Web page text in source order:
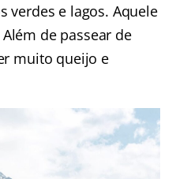
verdes e lagos. Aquele
de passear de
muito queijo e